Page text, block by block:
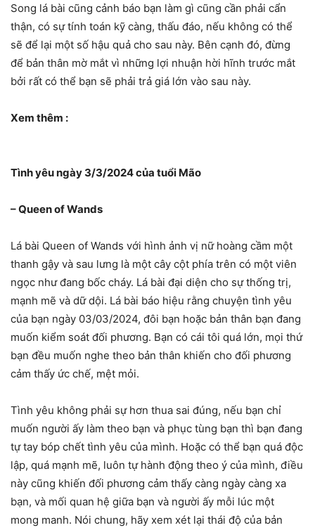
Song lá bài cũng cảnh báo bạn làm gì cũng cần phải cẩn
thận, có sự tính toán kỹ càng, thấu đáo, nếu không có thể
sẽ để lại một số hậu quả cho sau này. Bên cạnh đó, đừng
để bản thân mờ mắt vì những lợi nhuận hời hĩnh trước mắt
bởi rất có thể bạn sẽ phải trả giá lớn vào sau này.
Xem thêm :
Tình yêu ngày 3/3/2024 của tuổi Mão
– Queen of Wands
Lá bài Queen of Wands với hình ảnh vị nữ hoàng cầm một
thanh gậy và sau lưng là một cây cột phía trên có một viên
ngọc như đang bốc cháy. Lá bài đại diện cho sự thống trị,
mạnh mẽ và dữ dội. Lá bài báo hiệu rằng chuyện tình yêu
của bạn ngày 03/03/2024, đôi bạn hoặc bản thân bạn đang
muốn kiểm soát đối phương. Bạn có cái tôi quá lớn, mọi thứ
bạn đều muốn nghe theo bản thân khiến cho đối phương
cảm thấy ức chế, mệt mỏi.
Tình yêu không phải sự hơn thua sai đúng, nếu bạn chỉ
muốn người ấy làm theo bạn và phục tùng bạn thì bạn đang
tự tay bóp chết tình yêu của mình. Hoặc có thể bạn quá độc
lập, quá mạnh mẽ, luôn tự hành động theo ý của mình, điều
này cũng khiến đối phương cảm thấy càng ngày càng xa
bạn, và mối quan hệ giữa bạn và người ấy mỗi lúc một
mong manh. Nói chung, hãy xem xét lại thái độ của bản